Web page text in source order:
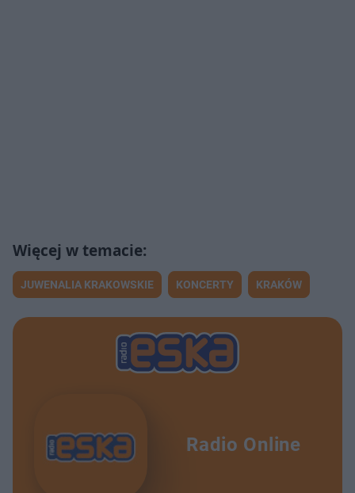
JUWENALIA KRAKOWSKIE KONCERTY KRAKÓW
Radio Online